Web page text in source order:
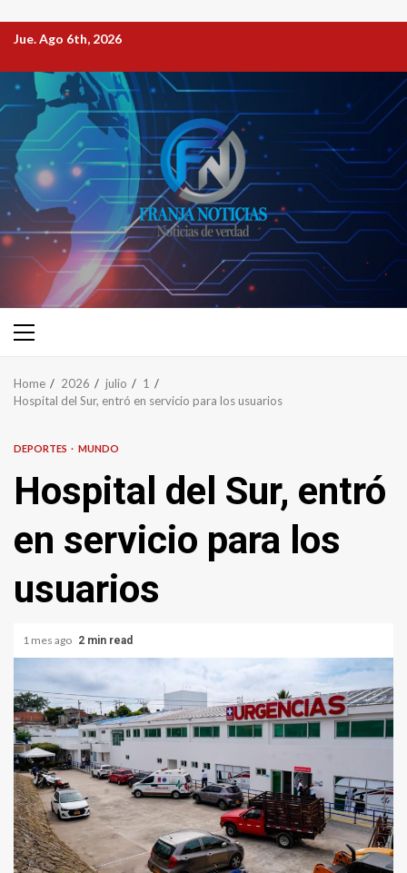
Jue. Ago 6th, 2026
Home 2026 julio
1
Hospital del Sur, entró en servicio para los usuarios
DEPORTES MUNDO
Hospital del Sur, entró
en servicio para los
usuarios
1 mes ago 2 min read